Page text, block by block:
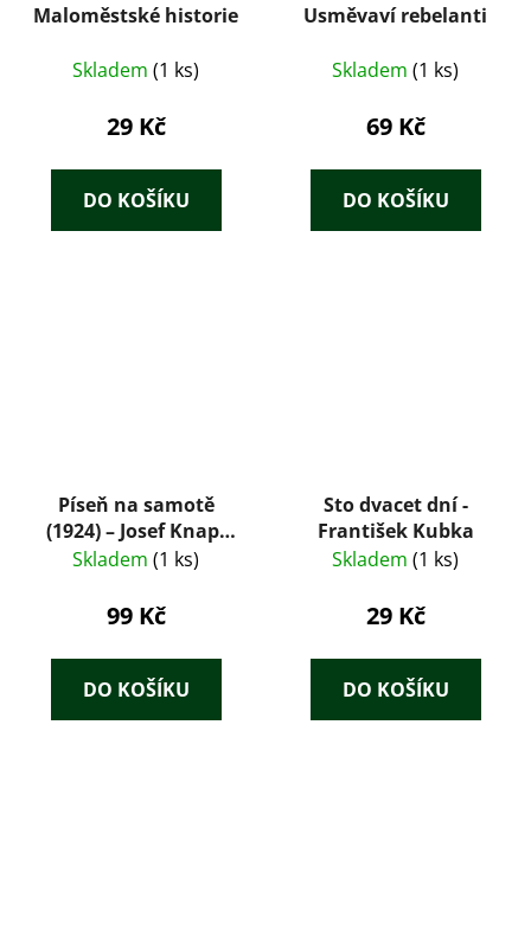
Maloměstské historie
Skladem (1 ks)
29 Kč
DO KOŠÍKU
Usměvaví rebelanti
Skladem (1 ks)
69 Kč
DO KOŠÍKU
Píseň na samotě
(1924) – Josef Knap,
obálka Josef Kaplický
Skladem (1 ks)
99 Kč
DO KOŠÍKU
Sto dvacet dní -
František Kubka
Skladem (1 ks)
29 Kč
DO KOŠÍKU